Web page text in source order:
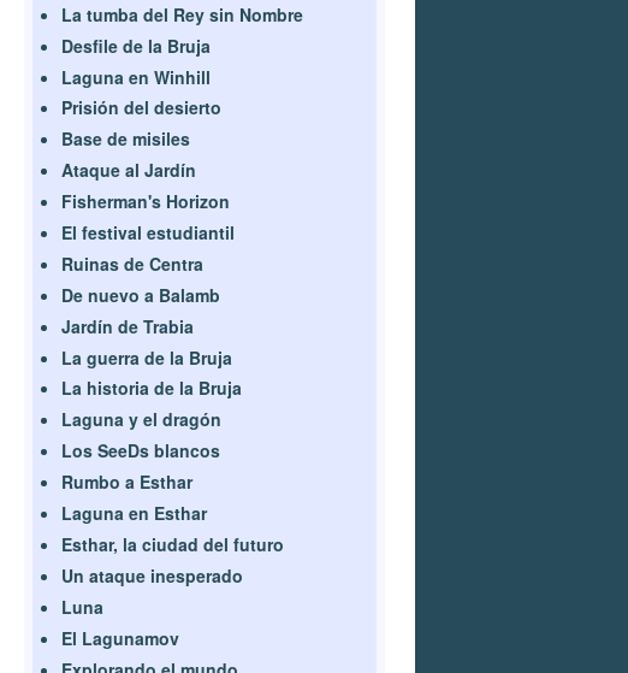
La tumba del Rey sin Nombre
Desfile de la Bruja
Laguna en Winhill
Prisión del desierto
Base de misiles
Ataque al Jardín
Fisherman's Horizon
El festival estudiantil
Ruinas de Centra
De nuevo a Balamb
Jardín de Trabia
La guerra de la Bruja
La historia de la Bruja
Laguna y el dragón
Los SeeDs blancos
Rumbo a Esthar
Laguna en Esthar
Esthar, la ciudad del futuro
Un ataque inesperado
Luna
El Lagunamov